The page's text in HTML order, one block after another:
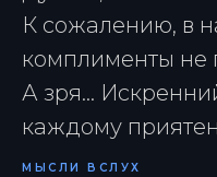
К сожалению, в
комплименты не
А зря...
каждому
МЫСЛИ ВСЛУХ